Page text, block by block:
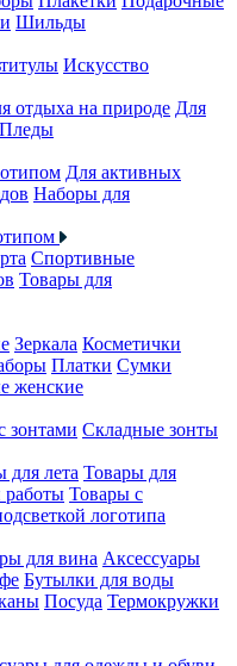
Шильды
Искусство
отдыха на природе Для
Пледы
Для активных
Наборы для
Спортивные
Товары для
Зеркала Косметички
Платки Сумки
женские
зонтами Складные зонты
для лета Товары для
работы Товары с
логотипа
для вина Аксессуары
Бутылки для воды
Посуда Термокружки